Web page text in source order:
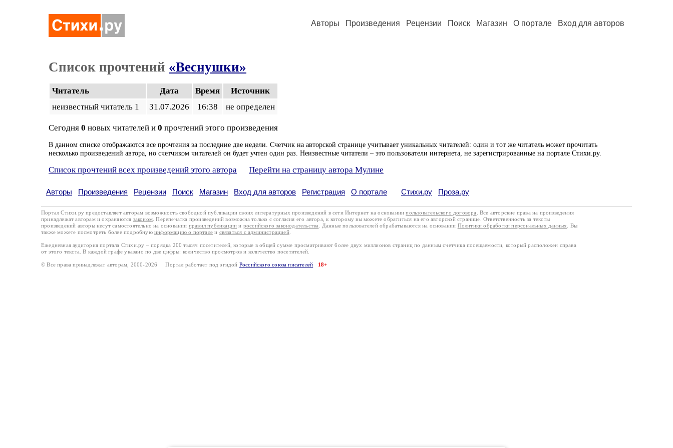
Авторы Произведения Рецензии Поиск Магазин О портале Вход для авторов
Список прочтений «Веснушки»
Читатель Дата Время
Источник
неизвестный читатель 1
31.07.2026 16:38 не определен
Сегодня 0 новых читателей и 0 прочтений этого произведения
В данном списке отображаются все прочтения за последние две недели. Счетчик на авторской странице учитывает уникальных читателей: один и тот же читатель может прочитать
несколько произведений автора, но счетчиком читателей он будет учтен один раз. Неизвестные читатели – это пользователи интернета, не зарегистрированные на портале Стихи.ру.
Список прочтений всех произведений этого автора Перейти на страницу автора Мулине
Авторы Произведения Рецензии Поиск Магазин Вход для авторов Регистрация О портале Стихи.ру Проза.ру
Портал Стихи.ру предоставляет авторам возможность свободной публикации своих литературных произведений в сети Интернет на основаниипользовательского договора
. Все авторские права на произведения
принадлежат авторам и охраняются законом . Перепечатка произведений возможна только с согласия его автора, к которому вы можете обратиться на его авторской странице. Ответственность за тексты
произведений авторы несут самостоятельно на основании правил публикации и российского законодательства . Данные пользователей обрабатываются на основании Политики обработки персональных данных
. Вы
также можете посмотреть более подробную информацию о портале и связаться с администрацией.
Ежедневная аудитория портала Стихи.ру – порядка 200 тысяч посетителей, которые в общей сумме просматривают более двух миллионов страниц по данным счетчика посещаемости, который расположен справа
от этого текста. В каждой графе указано по две цифры: количество просмотров и количество посетителей.
© Все права принадлежат авторам, 2000-2026 Портал работает под эгидой Российского союза писателей 18+